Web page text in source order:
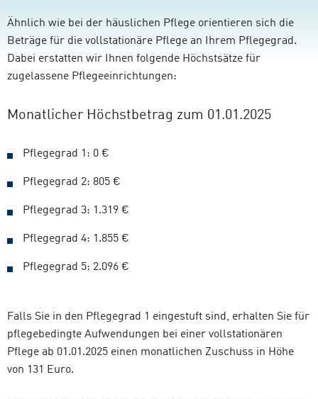
Ähnlich wie bei der häuslichen Pflege orientieren sich die
Beträge für die vollstationäre Pflege an Ihrem Pflegegrad.
Dabei erstatten wir Ihnen folgende Höchstsätze für
zugelassene Pflegeeinrichtungen:
Monatlicher Höchstbetrag zum 01.01.2025
Pflegegrad 1: 0 €
Pflegegrad 2: 805 €
Pflegegrad 3: 1.319 €
Pflegegrad 4: 1.855 €
Pflegegrad 5: 2.096 €
Falls Sie in den Pflegegrad 1 eingestuft sind, erhalten Sie für
pflegebedingte Aufwendungen bei einer vollstationären
Pflege ab 01.01.2025 einen monatlichen Zuschuss in Höhe
von 131 Euro.